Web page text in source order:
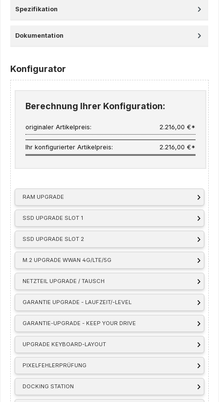
Spezifikation
Dokumentation
Konfigurator
RAM UPGRADE
SSD UPGRADE SLOT 1
SSD UPGRADE SLOT 2
M.2 UPGRADE WWAN 4G/LTE/5G
NETZTEIL UPGRADE / TAUSCH
GARANTIE UPGRADE - LAUFZEIT/-LEVEL
GARANTIE-UPGRADE - KEEP YOUR DRIVE
UPGRADE KEYBOARD-LAYOUT
PIXELFEHLERPRÜFUNG
DOCKING STATION
Berechnung Ihrer Konfiguration:
originaler Artikelpreis: 2.216,00 €*
Ihr konfigurierter Artikelpreis: 2.216,00 €*